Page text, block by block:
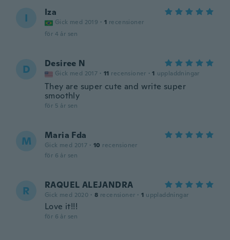
I Iza
Gick med 2019 · 1 recensioner
för 4 år sen
D Desiree N
Gick med 2017 · 11 recensioner · 1 uppladdningar
They are super cute and write super
smoothly
för 5 år sen
M Maria Fda
Gick med 2017 · 10 recensioner
för 6 år sen
R RAQUEL ALEJANDRA
Gick med 2020 · 8 recensioner · 1 uppladdningar
Love it!!!
för 6 år sen